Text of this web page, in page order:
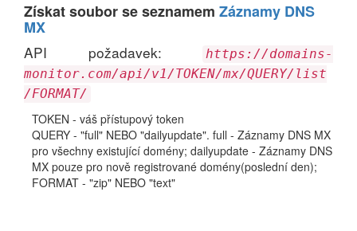
Získat soubor se seznamem Záznamy DNS
MX
API požadavek:
https://domains-
monitor.com/api/v1/TOKEN/mx/QUERY/list
/FORMAT/
TOKEN - váš přístupový token
QUERY - "full" NEBO "dailyupdate". full - Záznamy DNS MX
pro všechny existující domény; dailyupdate - Záznamy DNS
MX pouze pro nově registrované domény(poslední den);
FORMAT - "zip" NEBO "text"